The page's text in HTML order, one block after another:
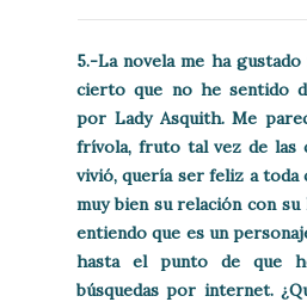
5.-La novela me ha gustado
cierto que no he sentido
por Lady Asquith. Me
frívola, fruto tal vez de las
vivió, quería ser feliz a toda
muy bien su relación con
entiendo que es un
hasta el punto de que
búsquedas por internet.